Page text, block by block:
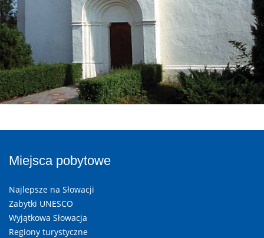
Miejsca pobytowe
Najlepsze na Słowacji
Zabytki UNESCO
Wyjątkowa Słowacja
Regiony turystyczne